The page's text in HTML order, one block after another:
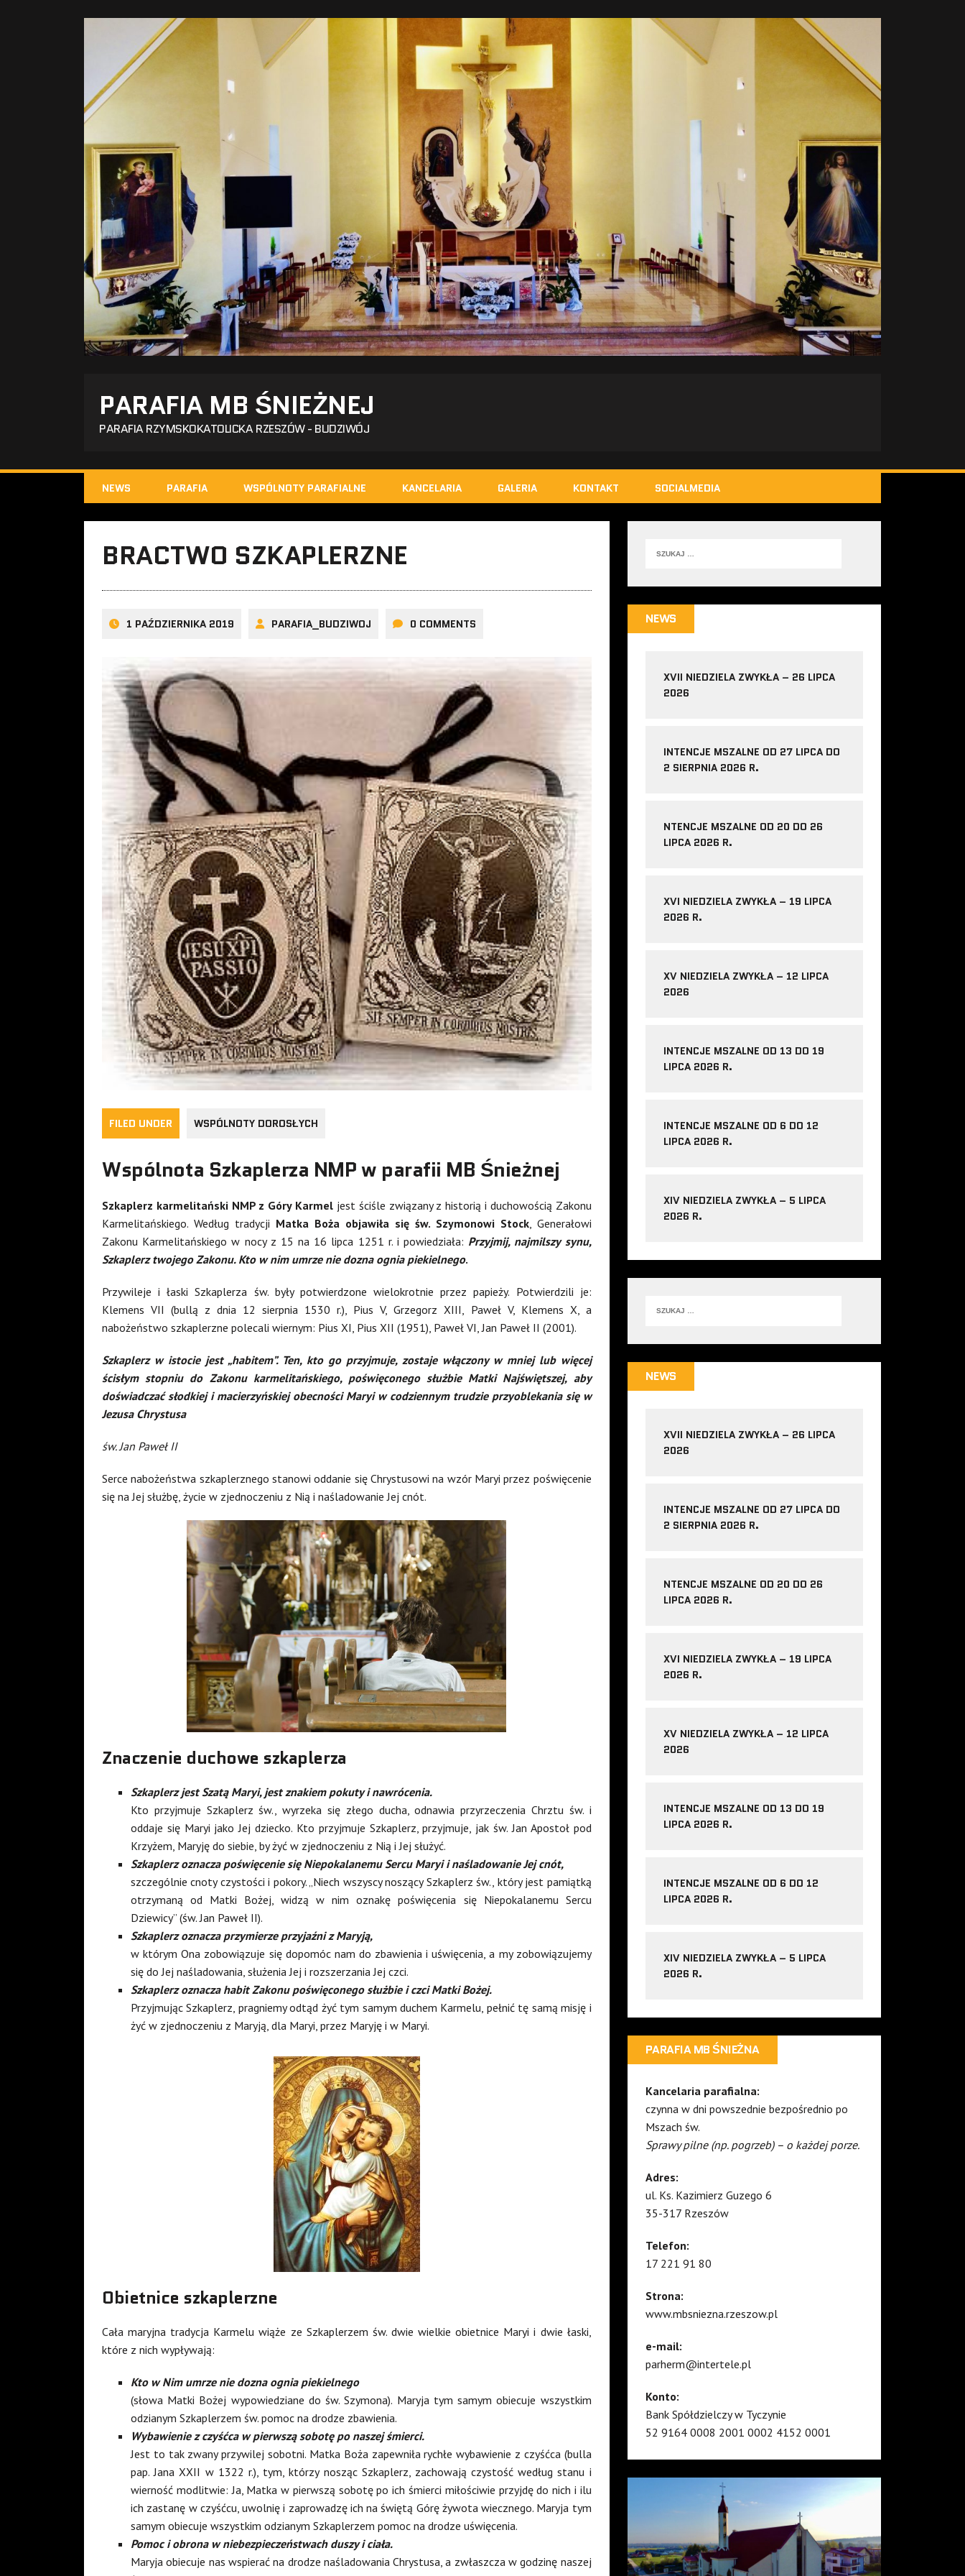
PARAFIA MB ŚNIEŻNEJ
PARAFIA RZYMSKOKATOLICKA RZESZÓW - BUDZIWÓJ
NEWS PARAFIA WSPÓLNOTY PARAFIALNE KANCELARIA GALERIA KONTAKT SOCIALMEDIA
BRACTWO SZKAPLERZNE
1 PAŹDZIERNIKA 2019 PARAFIA_BUDZIWOJ 0 COMMENTS
FILED UNDER WSPÓLNOTY DOROSŁYCH
Wspólnota Szkaplerza NMP w parafii MB Śnieżnej
Szkaplerz karmelitański NMP z Góry Karmel jest ściśle związany z historią i duchowością Zakonu
Karmelitańskiego. Według tradycji Matka Boża objawiła się św. Szymonowi Stock, Generałowi
Zakonu Karmelitańskiego w nocy z 15 na 16 lipca 1251 r. i powiedziała: Przyjmij, najmilszy synu,
Szkaplerz twojego Zakonu. Kto w nim umrze nie dozna ognia piekielnego.
Przywileje i łaski Szkaplerza św. były potwierdzone wielokrotnie przez papieży. Potwierdzili je:
Klemens VII (bullą z dnia 12 sierpnia 1530 r.), Pius V, Grzegorz XIII, Paweł V, Klemens X, a
nabożeństwo szkaplerzne polecali wiernym: Pius XI, Pius XII (1951), Paweł VI, Jan Paweł II (2001).
Szkaplerz w istocie jest „habitem”. Ten, kto go przyjmuje, zostaje włączony w mniej lub więcej
ścisłym stopniu do Zakonu karmelitańskiego, poświęconego służbie Matki Najświętszej, aby
doświadczać słodkiej i macierzyńskiej obecności Maryi w codziennym trudzie przyoblekania się w
Jezusa Chrystusa
św. Jan Paweł II
Serce nabożeństwa szkaplerznego stanowi oddanie się Chrystusowi na wzór Maryi przez poświęcenie
się na Jej służbę, życie w zjednoczeniu z Nią i naśladowanie Jej cnót.
Znaczenie duchowe szkaplerza
Szkaplerz jest Szatą Maryi, jest znakiem pokuty i nawrócenia.
Kto przyjmuje Szkaplerz św., wyrzeka się złego ducha, odnawia przyrzeczenia Chrztu św. i
oddaje się Maryi jako Jej dziecko. Kto przyjmuje Szkaplerz, przyjmuje, jak św. Jan Apostoł pod
Krzyżem, Maryję do siebie, by żyć w zjednoczeniu z Nią i Jej służyć.
Szkaplerz oznacza poświęcenie się Niepokalanemu Sercu Maryi i naśladowanie Jej cnót,
szczególnie cnoty czystości i pokory. „Niech wszyscy noszący Szkaplerz św., który jest pamiątką
otrzymaną od Matki Bożej, widzą w nim oznakę poświęcenia się Niepokalanemu Sercu
Dziewicy” (św. Jan Paweł II).
Szkaplerz oznacza przymierze przyjaźni z Maryją,
w którym Ona zobowiązuje się dopomóc nam do zbawienia i uświęcenia, a my zobowiązujemy
się do Jej naśladowania, służenia Jej i rozszerzania Jej czci.
Szkaplerz oznacza habit Zakonu poświęconego służbie i czci Matki Bożej.
Przyjmując Szkaplerz, pragniemy odtąd żyć tym samym duchem Karmelu, pełnić tę samą misję i
żyć w zjednoczeniu z Maryją, dla Maryi, przez Maryję i w Maryi.
Obietnice szkaplerzne
Cała maryjna tradycja Karmelu wiąże ze Szkaplerzem św. dwie wielkie obietnice Maryi i dwie łaski,
które z nich wypływają:
Kto w Nim umrze nie dozna ognia piekielnego
(słowa Matki Bożej wypowiedziane do św. Szymona). Maryja tym samym obiecuje wszystkim
odzianym Szkaplerzem św. pomoc na drodze zbawienia.
Wybawienie z czyśćca w pierwszą sobotę po naszej śmierci.
Jest to tak zwany przywilej sobotni. Matka Boża zapewniła rychłe wybawienie z czyśćca (bulla
pap. Jana XXII w 1322 r.), tym, którzy nosząc Szkaplerz, zachowają czystość według stanu i
wierność modlitwie: Ja, Matka w pierwszą sobotę po ich śmierci miłościwie przyjdę do nich i ilu
ich zastanę w czyśćcu, uwolnię i zaprowadzę ich na świętą Górę żywota wiecznego. Maryja tym
samym obiecuje wszystkim odzianym Szkaplerzem pomoc na drodze uświęcenia.
Pomoc i obrona w niebezpieczeństwach duszy i ciała.
Maryja obiecuje nas wspierać na drodze naśladowania Chrystusa, a zwłaszcza w godzinę naszej
NEWS
XVII NIEDZIELA ZWYKŁA – 26 LIPCA
2026
INTENCJE MSZALNE OD 27 LIPCA DO
2 SIERPNIA 2026 R.
NTENCJE MSZALNE OD 20 DO 26
LIPCA 2026 R.
XVI NIEDZIELA ZWYKŁA – 19 LIPCA
2026 R.
XV NIEDZIELA ZWYKŁA – 12 LIPCA
2026
INTENCJE MSZALNE OD 13 DO 19
LIPCA 2026 R.
INTENCJE MSZALNE OD 6 DO 12
LIPCA 2026 R.
XIV NIEDZIELA ZWYKŁA – 5 LIPCA
2026 R.
NEWS
XVII NIEDZIELA ZWYKŁA – 26 LIPCA
2026
INTENCJE MSZALNE OD 27 LIPCA DO
2 SIERPNIA 2026 R.
NTENCJE MSZALNE OD 20 DO 26
LIPCA 2026 R.
XVI NIEDZIELA ZWYKŁA – 19 LIPCA
2026 R.
XV NIEDZIELA ZWYKŁA – 12 LIPCA
2026
INTENCJE MSZALNE OD 13 DO 19
LIPCA 2026 R.
INTENCJE MSZALNE OD 6 DO 12
LIPCA 2026 R.
XIV NIEDZIELA ZWYKŁA – 5 LIPCA
2026 R.
PARAFIA MB ŚNIEŻNA
Kancelaria parafialna:
czynna w dni powszednie bezpośrednio po
Mszach św.
Sprawy pilne (np. pogrzeb) – o każdej porze.
Adres:
ul. Ks. Kazimierz Guzego 6
35-317 Rzeszów
Telefon:
17 221 91 80
Strona:
www.mbsniezna.rzeszow.pl
e-mail:
parherm@intertele.pl
Konto:
Bank Spółdzielczy w Tyczynie
52 9164 0008 2001 0002 4152 0001